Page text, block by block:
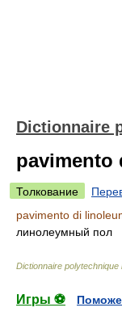
Dictionnaire
pavimento
Толкование
pavimento di
линолеумный пол
Dictionnaire polytechnique
Игры ⚽